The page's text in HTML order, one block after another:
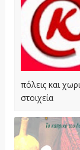
πόλεις και
στοιχεία